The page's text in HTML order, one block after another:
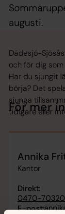
augusti.
Dädesjö-
och för dig
Har du sjungit
börja? Det
sjunga
tidigare eller
För mer
Annika
Kantor
Direkt:
0470-
E-post: